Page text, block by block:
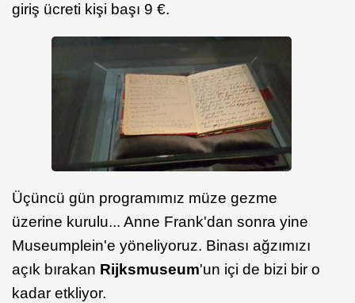
giriş ücreti kişi başı 9 €.
Üçüncü gün programımız müze gezme
üzerine kurulu... Anne Frank'dan sonra yine
Museumplein'e yöneliyoruz. Binası ağzımızı
açık bırakan Rijksmuseum'un içi de bizi bir o
kadar etkliyor.